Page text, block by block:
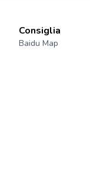
Consiglia
Baidu Map